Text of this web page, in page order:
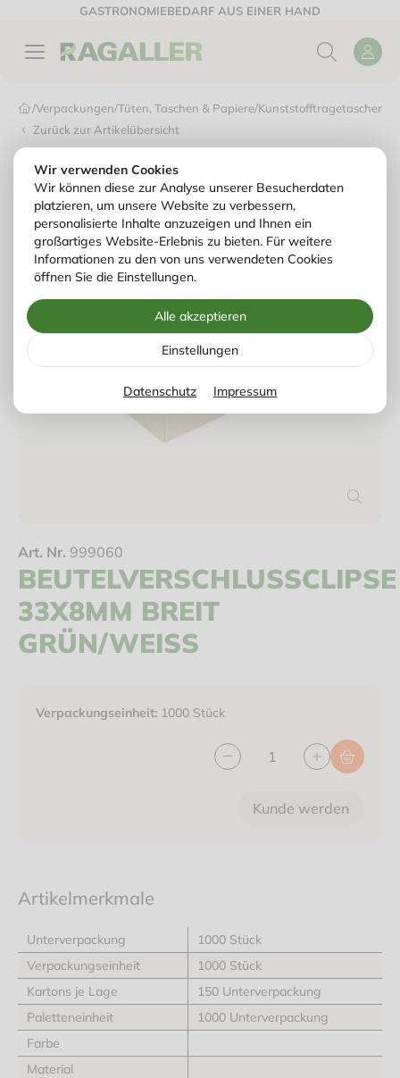
Wir verwenden Cookies
Wir können diese zur Analyse unserer Besucherdaten
platzieren, um unsere Website zu verbessern,
personalisierte Inhalte anzuzeigen und Ihnen ein
großartiges Website-Erlebnis zu bieten. Für weitere
Informationen zu den von uns verwendeten Cookies
öffnen Sie die Einstellungen.
Alle akzeptieren
Einstellungen
Datenschutz Impressum
GASTRONOMIEBEDARF AUS EINER HAND
/Verpackungen/Tüten, Taschen & Papiere/Kunststofftragetaschen &
Zurück zur Artikelübersicht
Art. Nr. 999060
BEUTELVERSCHLUSSCLIPSE
33X8MM BREIT
GRÜN/WEISS
Verpackungseinheit: 1000 Stück
Kunde werden
Artikelmerkmale
Unterverpackung
1000 Stück
Verpackungseinheit
1000 Stück
Kartons je Lage
150 Unterverpackung
Paletteneinheit
1000 Unterverpackung
Farbe
Material